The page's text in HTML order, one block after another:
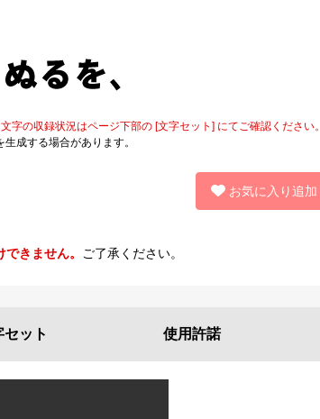
の収録状況はページ下部の [文字セット] にてご確認ください。
成する場合があります。
お気に入り追加
きません。 ご了承ください。
セット 使用許諾